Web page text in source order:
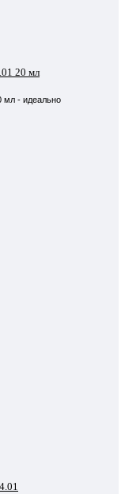
20 мл
мл - идеально